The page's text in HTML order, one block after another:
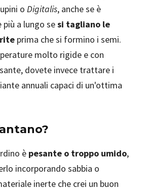
o Digitalis, anche se è
a lungo sesi tagliano le
prima che si formino i semi.
molto rigide e con
dovete invece trattare i
annuali capaci di un'ottima
è pesante o troppo umido,
incorporando sabbia o
inerte che crei un buon